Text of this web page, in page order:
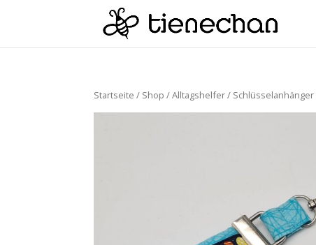
Startseite / Shop /Alltagshelfer/ Schlüsselanhänger